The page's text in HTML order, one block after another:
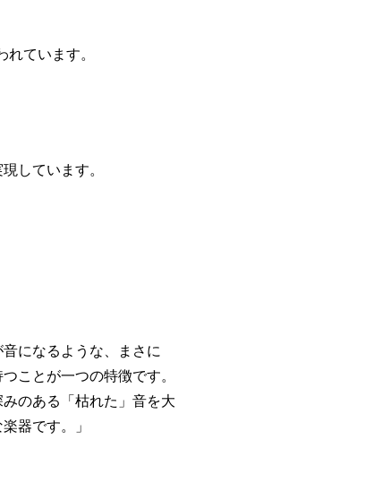
ています。
しています。
になるような、まさに
ことが一つの特徴です。
のある「枯れた」音を大
器です。」